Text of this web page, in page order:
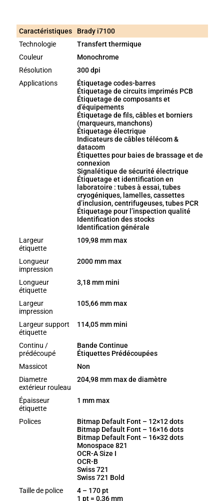
Caractéristiques
Brady i7100
Technologie
Transfert thermique
Couleur
Monochrome
Résolution
300 dpi
Applications
Étiquetage codes-barres
Étiquetage de circuits imprimés PCB
Étiquetage de composants et
d’équipements
Étiquetage de fils, câbles et borniers
(marqueurs, manchons)
Étiquetage électrique
Indicateurs de câbles télécom &
datacom
Étiquettes pour baies de brassage et de
connexion
Signalétique de sécurité électrique
Étiquetage et identification en
laboratoire : tubes à essai, tubes
cryogéniques, lamelles, cassettes
d’inclusion, centrifugeuses, tubes PCR
Étiquetage pour l’inspection qualité
Identification des stocks
Identification générale
Largeur
étiquette
109,98 mm max
Longueur
impression
2000 mm max
Longueur
étiquette
3,18 mm mini
Largeur
impression
105,66 mm max
Largeur support
étiquette
114,05 mm mini
Continu /
prédécoupé
Bande Continue
Étiquettes Prédécoupées
Massicot
Non
Diametre
extérieur rouleau
204,98 mm max de diamètre
Épaisseur
étiquette
1 mm max
Polices
Bitmap Default Font – 12×12 dots
Bitmap Default Font – 16×16 dots
Bitmap Default Font – 16×32 dots
Monospace 821
OCR-A Size I
OCR-B
Swiss 721
Swiss 721 Bold
Taille de police
4 – 170 pt
1 pt = 0,36 mm